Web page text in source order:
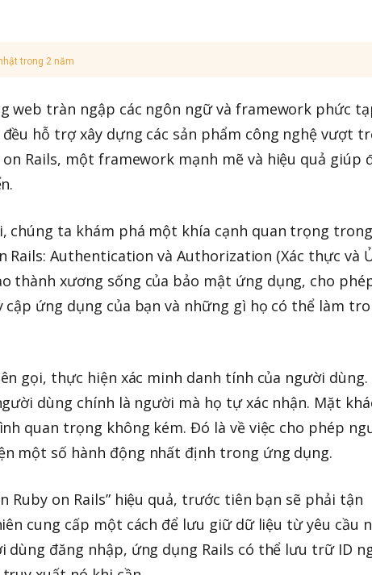
trong 2 năm
web tràn ngập các ngôn ngữ và framework phức
hỗ trợ xây dựng các sản phẩm công nghệ vượt
Rails, một framework mạnh mẽ và hiệu quả giúp
chúng ta khám phá một khía cạnh quan trọng trong
Authentication và Authorization (Xác thực và
thành xương sống của bảo mật ứng dụng, cho
ứng dụng của bạn và những gì họ có thể làm
gọi, thực hiện xác minh danh tính của người
dùng chính là người mà họ tự xác nhận. Mặt
quan trọng không kém. Đó là về việc cho phép
một số hành động nhất định trong ứng dụng.
Ruby on Rails” hiệu quả, trước tiên bạn sẽ phải tận
cung cấp một cách để lưu giữ dữ liệu từ yêu cầu
dùng đăng nhập, ứng dụng Rails có thể lưu trữ ID